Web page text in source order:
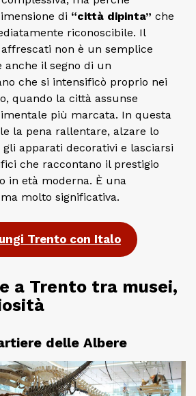
di “città dipinta” che
riconoscibile. Il
non è un semplice
anche il segno di un
che si intensificò proprio nei
quando la città assunse
più marcata. In questa
la pena rallentare, alzare lo
gli apparati decorativi e lasciarsi
che raccontano il prestigio
in età moderna. È una
molto significativa.
Trento con Italo
a Trento tra musei,
delle Albere